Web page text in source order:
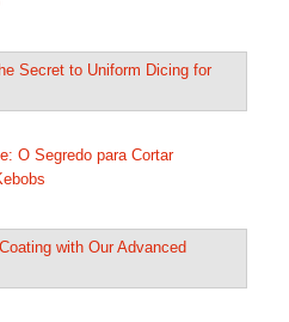
O Segredo para Cortar